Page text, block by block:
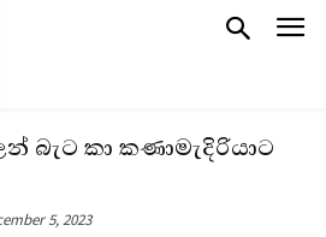
කා කණාමැදිරියාට
5, 2023